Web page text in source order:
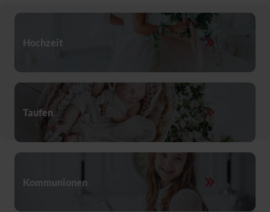
Hochzeit
christening ceremony
Taufen
Kommunionen